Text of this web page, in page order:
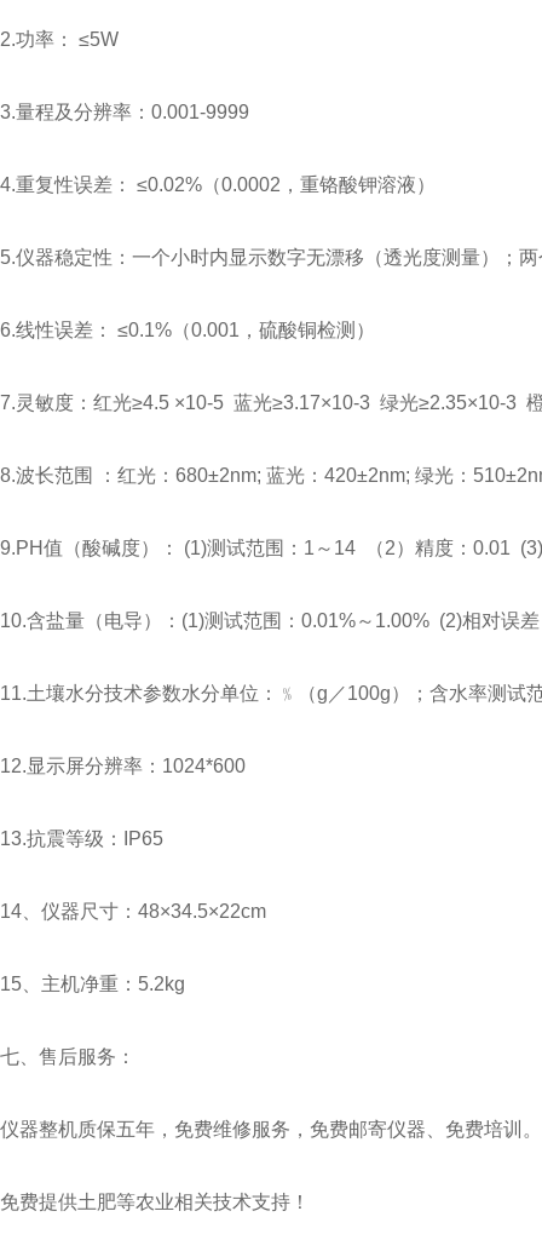
2.功率： ≤5W
3.量程及分辨率：0.001-9999
4.重复性误差： ≤0.02%（0.0002，重铬酸钾溶液）
5.仪器稳定性：一个小时内显示数字无漂移（透光度测量）；
6.线性误差： ≤0.1%（0.001，硫酸铜检测）
7.灵敏度：红光≥4.5 ×10-5 蓝光≥3.17×10-3 绿光≥2.35×10-3
8.波长范围 ：红光：680±2nm; 蓝光：420±2nm; 绿光：
9.PH值（酸碱度）： (1)测试范围：1～14 （2）精度：0.01
10.含盐量（电导）：(1)测试范围：0.01%～1.00% (2)相对误
11.土壤水分技术参数水分单位：﹪（g／100g）；含水率测试
12.显示屏分辨率：1024*600
13.抗震等级：IP65
14、仪器尺寸：48×34.5×22cm
15、主机净重：5.2kg
七、售后服务：
仪器整机质保五年，免费维修服务，免费邮寄仪器、免费培训。
免费提供土肥等农业相关技术支持！